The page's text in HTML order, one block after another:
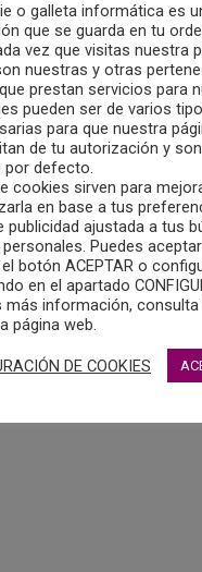
Política de
Politica
o galleta informática es
que se guarda en tu
vez que visitas nuestra
nuestras y otras
prestan servicios para
pueden ser de varios
para que nuestra
de tu autorización y
por defecto.
cookies sirven para
en base a tus
publicidad ajustada a tus
Puedes
botón ACEPTAR o
en el apartado
más información, consulta
página web.
DE COOKIES